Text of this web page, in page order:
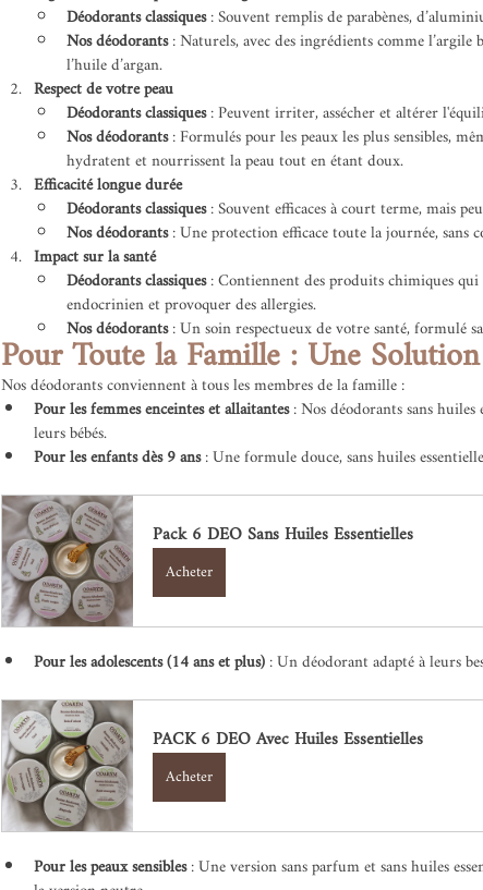
Déodorants classiques : Souvent remplis de parabènes,
Nos déodorants : Naturels, avec des ingrédients comme
l’huile d’argan.
Respect de votre peau
Déodorants classiques : Peuvent irriter, assécher et altérer
Nos déodorants : Formulés pour les peaux les plus sensibles,
hydratent et nourrissent la peau tout en étant doux.
Efficacité longue durée
Déodorants classiques : Souvent efficaces à court terme, mais
Nos déodorants : Une protection efficace toute la journée, sans
Impact sur la santé
Déodorants classiques : Contiennent des produits chimiques
endocrinien et provoquer des allergies.
Nos déodorants : Un soin respectueux de votre santé, formulé
Pour Toute la Famille : Une
Nos déodorants conviennent à tous les membres de la famille :
Pour les femmes enceintes et allaitantes : Nos déodorants sans
leurs bébés.
Pour les enfants dès 9 ans : Une formule douce, sans huiles
Pack 6 DEO Sans Huiles Essentielles
Acheter
Pour les adolescents (14 ans et plus) : Un déodorant adapté à leurs
PACK 6 DEO Avec Huiles Essentielles
Acheter
Pour les peaux sensibles : Une version sans parfum et sans huiles